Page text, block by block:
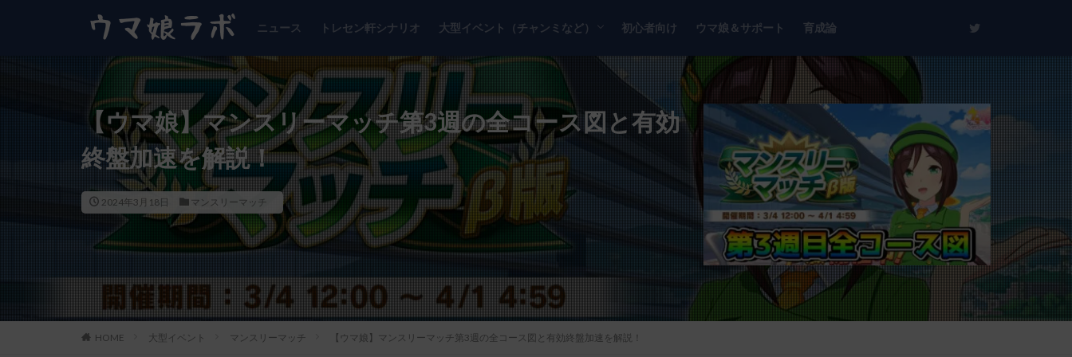
ニュース トレセン軒シナリオ 大型イベント（チャンミなど）
チャンピオンズミーティング
リーグオブヒーローズ
初心者向け ウマ娘＆サポート 育成論
【ウマ娘】マンスリーマッチ第3週の全コース図と有効
終盤加速を解説！
2024年3月18日 マンスリーマッチ
HOME 大型イベント マンスリーマッチ 【ウマ娘】マンスリーマッチ第3週の全コース図と有効終盤加速を解説！